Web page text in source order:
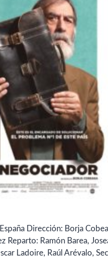
Dirección: Borja
Reparto: Ramón Barea,
Ladoire, Raúl Arévalo,